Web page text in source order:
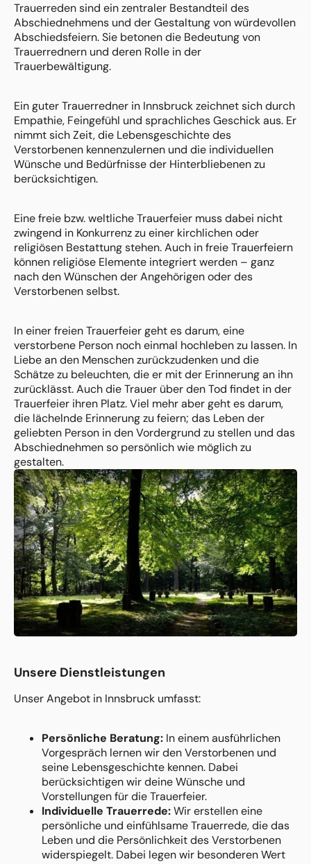
Trauerreden sind ein zentraler Bestandteil des
Abschiednehmens und der Gestaltung von würdevollen
Abschiedsfeiern. Sie betonen die Bedeutung von
Trauerrednern und deren Rolle in der
Trauerbewältigung.
Ein guter Trauerredner in Innsbruck zeichnet sich durch
Empathie, Feingefühl und sprachliches Geschick aus. Er
nimmt sich Zeit, die Lebensgeschichte des
Verstorbenen kennenzulernen und die individuellen
Wünsche und Bedürfnisse der Hinterbliebenen zu
berücksichtigen.
Eine freie bzw. weltliche Trauerfeier muss dabei nicht
zwingend in Konkurrenz zu einer kirchlichen oder
religiösen Bestattung stehen. Auch in freie Trauerfeiern
können religiöse Elemente integriert werden – ganz
nach den Wünschen der Angehörigen oder des
Verstorbenen selbst.
In einer freien Trauerfeier geht es darum, eine
verstorbene Person noch einmal hochleben zu lassen. In
Liebe an den Menschen zurückzudenken und die
Schätze zu beleuchten, die er mit der Erinnerung an ihn
zurücklässt. Auch die Trauer über den Tod findet in der
Trauerfeier ihren Platz. Viel mehr aber geht es darum,
die lächelnde Erinnerung zu feiern; das Leben der
geliebten Person in den Vordergrund zu stellen und das
Abschiednehmen so persönlich wie möglich zu
gestalten.
Unsere Dienstleistungen
Unser Angebot in Innsbruck umfasst:
Persönliche Beratung: In einem ausführlichen
Vorgespräch lernen wir den Verstorbenen und
seine Lebensgeschichte kennen. Dabei
berücksichtigen wir deine Wünsche und
Vorstellungen für die Trauerfeier.
Individuelle Trauerrede:Wir erstellen eine
persönliche und einfühlsame Trauerrede, die das
Leben und die Persönlichkeit des Verstorbenen
widerspiegelt. Dabei legen wir besonderen Wert